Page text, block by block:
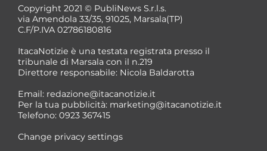
*
Copyright 2021 © PubliNews S.r.l.s.
via Amendola 33/35, 91025, Marsala(TP)
C.F/P.IVA 02786180816
ItacaNotizie è una testata registrata presso il
tribunale di Marsala con il n.219
Direttore responsabile: Nicola Baldarotta
Email: redazione@itacanotizie.it
Per la tua pubblicità: marketing@itacanotizie.it
Telefono: 0923 367415
Change privacy settings